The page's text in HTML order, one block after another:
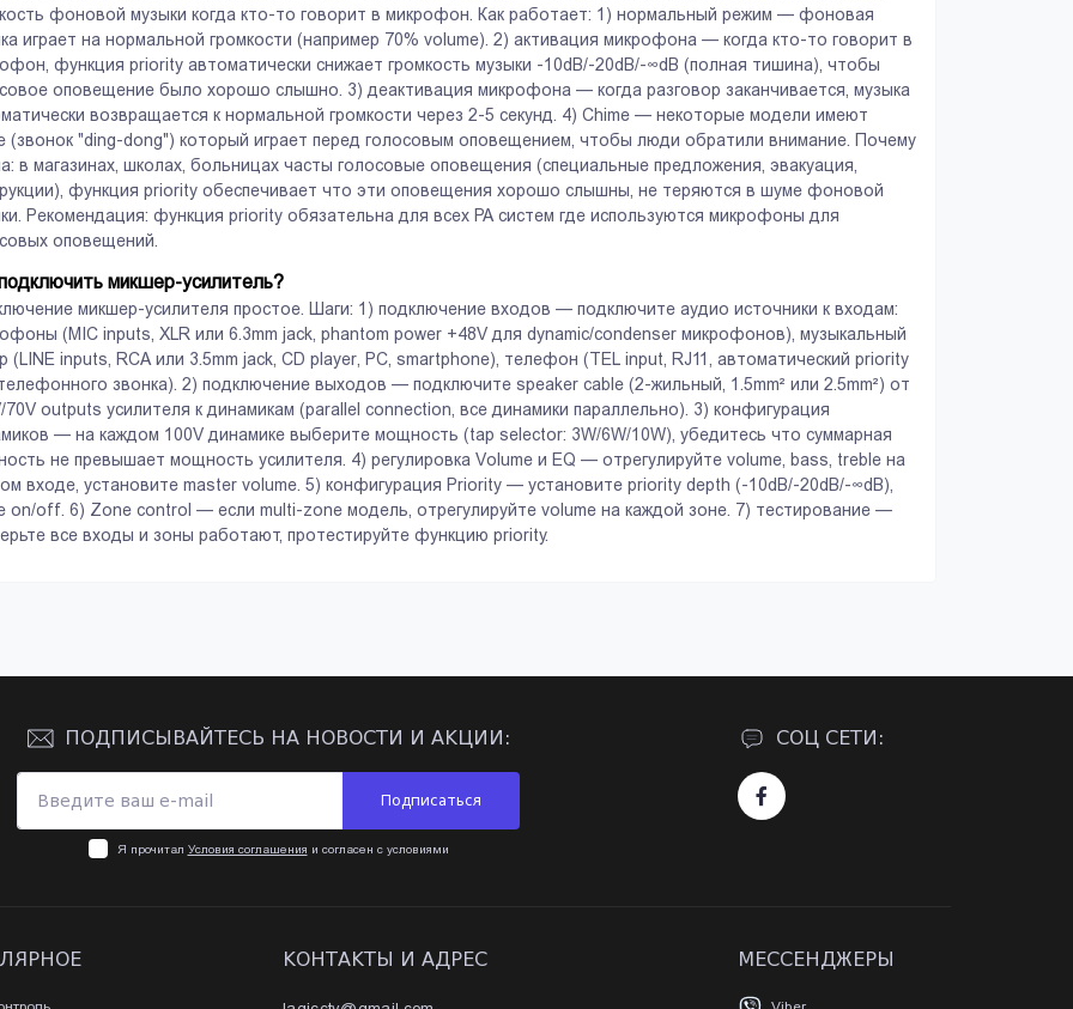
дома через
Интеллектуальное управление
домом через технологии.
систем безопасности.
фоновой музыки когда кто-то говорит в микрофон. Как работает: 1) нормальный режим — фоновая
играет на нормальной громкости (например 70% volume). 2) активация микрофона — когда кто-то говорит в
функция priority автоматически снижает громкость музыки -10dB/-20dB/-∞dB (полная тишина), чтобы
оповещение было хорошо слышно. 3) деактивация микрофона — когда разговор заканчивается, музыка
возвращается к нормальной громкости через 2-5 секунд. 4) Chime — некоторые модели имеют
(звонок "ding-dong") который играет перед голосовым оповещением, чтобы люди обратили внимание. Почему
в магазинах, школах, больницах часты голосовые оповещения (специальные предложения, эвакуация,
функция priority обеспечивает что эти оповещения хорошо слышны, не теряются в шуме фоновой
Рекомендация: функция priority обязательна для всех PA систем где используются микрофоны для
оповещений.
микшер-усилитель?
микшер-усилителя простое. Шаги: 1) подключение входов — подключите аудио источники к входам:
(MIC inputs, XLR или 6.3mm jack, phantom power +48V для dynamic/condenser микрофонов), музыкальный
(LINE inputs, RCA или 3.5mm jack, CD player, PC, smartphone), телефон (TEL input, RJ11, автоматический priority
звонка). 2) подключение выходов — подключите speaker cable (2-жильный, 1.5mm² или 2.5mm²) от
70V outputs усилителя к динамикам (parallel connection, все динамики параллельно). 3) конфигурация
— на каждом 100V динамике выберите мощность (tap selector: 3W/6W/10W), убедитесь что суммарная
не превышает мощность усилителя. 4) регулировка Volume и EQ — отрегулируйте volume, bass, treble на
входе, установите master volume. 5) конфигурация Priority — установите priority depth (-10dB/-20dB/-∞dB),
on/off. 6) Zone control — если multi-zone модель, отрегулируйте volume на каждой зоне. 7) тестирование —
все входы и зоны работают, протестируйте функцию priority.
СОЦ СЕТИ:
ПОДПИСЫВАЙТЕСЬ НА НОВОСТИ И АКЦИИ:
Подписаться
Я прочитал Условия соглашения и согласен с условиями
КОНТАКТЫ И АДРЕС МЕССЕНДЖЕРЫ